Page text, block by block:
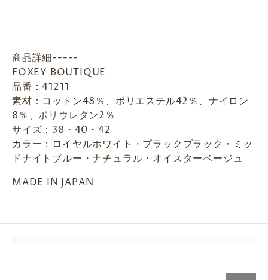
商品詳細-----
FOXEY BOUTIQUE
品番：41211
素材：コットン48％、ポリエステル42％、ナイロン
8％、ポリウレタン2％
サイズ：38・40・42
カラー：ロイヤルホワイト・ブラックブラック・ミッ
ドナイトブルー・ナチュラル・オイスターベージュ
MADE IN JAPAN